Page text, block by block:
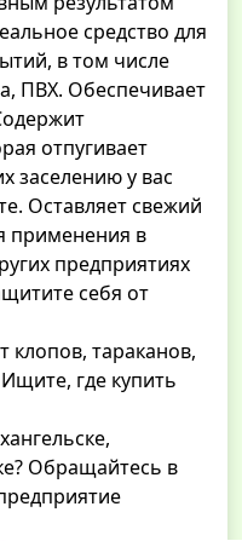
средство для
в том числе
ПВХ. Обеспечивает
отпугивает
заселению у вас
Оставляет свежий
применения в
предприятиях
себя от
клопов, тараканов,
где купить
Обращайтесь в